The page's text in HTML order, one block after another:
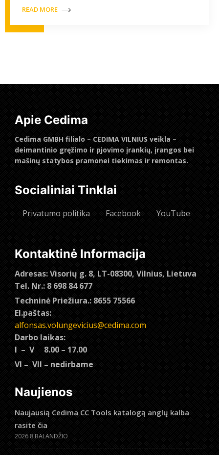
READ MORE
Apie Cedima
Cedima GMBH filialo – CEDIMA VILNIUS veikla –
deimantinio gręžimo ir pjovimo įrankių, įrangos bei
mašinų statybos pramonei tiekimas ir remontas.
Socialiniai Tinklai
Privatumo politika Facebook YouTube
Kontaktinė Informacija
Adresas: Visorių g. 8, LT-08300, Vilnius, Lietuva
Tel. Nr.: 8 698 84 677
Techninė Priežiura.: 8655 75566
El.paštas:
alfonsas.volungevicius@cedima.com
Darbo laikas:
I – V 8.00 – 17.00
VI – VII – nedirbame
Naujienos
Naujausią Cedima CC Tools katalogą anglų kalba
rasite čia
2026 8 BALANDŽIO